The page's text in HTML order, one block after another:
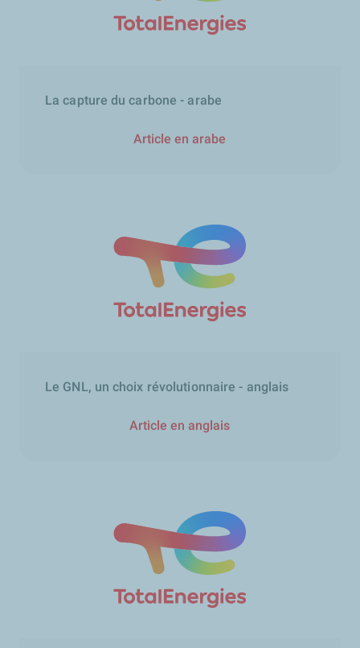
La capture du carbone - arabe
Article en arabe
Le GNL, un choix révolutionnaire - anglais
Article en anglais